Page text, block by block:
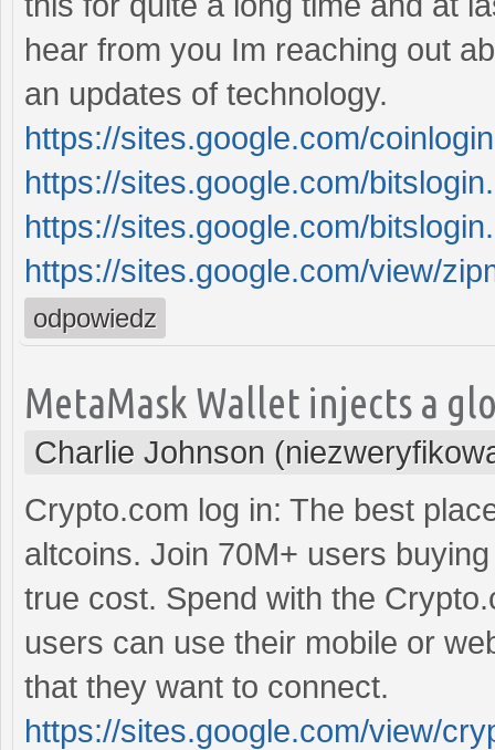
hear from you Im reaching out
an updates of technology.
https://sites.google.com/
https://sites.google.com/
https://sites.google.com/
https://sites.google.com/view/
odpowiedz
MetaMask Wallet injects a
Charlie Johnson
Crypto.com log in: The best
altcoins. Join 70M+ users
true cost. Spend with the
users can use their mobile or
that they want to connect.
https://sites.google.com/view/